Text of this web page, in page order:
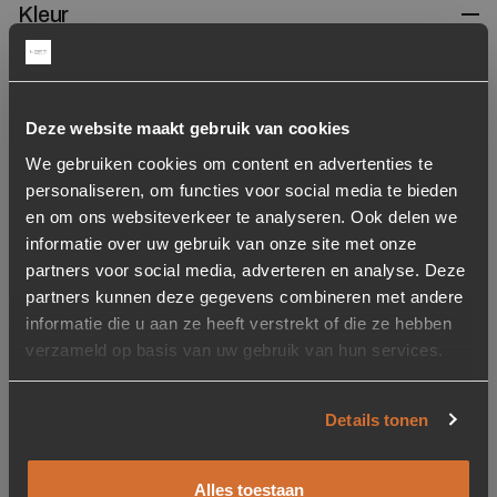
Deze website maakt gebruik van cookies
We gebruiken cookies om content en advertenties te
personaliseren, om functies voor social media te bieden
en om ons websiteverkeer te analyseren. Ook delen we
informatie over uw gebruik van onze site met onze
partners voor social media, adverteren en analyse. Deze
partners kunnen deze gegevens combineren met andere
informatie die u aan ze heeft verstrekt of die ze hebben
verzameld op basis van uw gebruik van hun services.
Details tonen
Alles toestaan
Kleur
1599
Caramel
1599
Grafiet
1599